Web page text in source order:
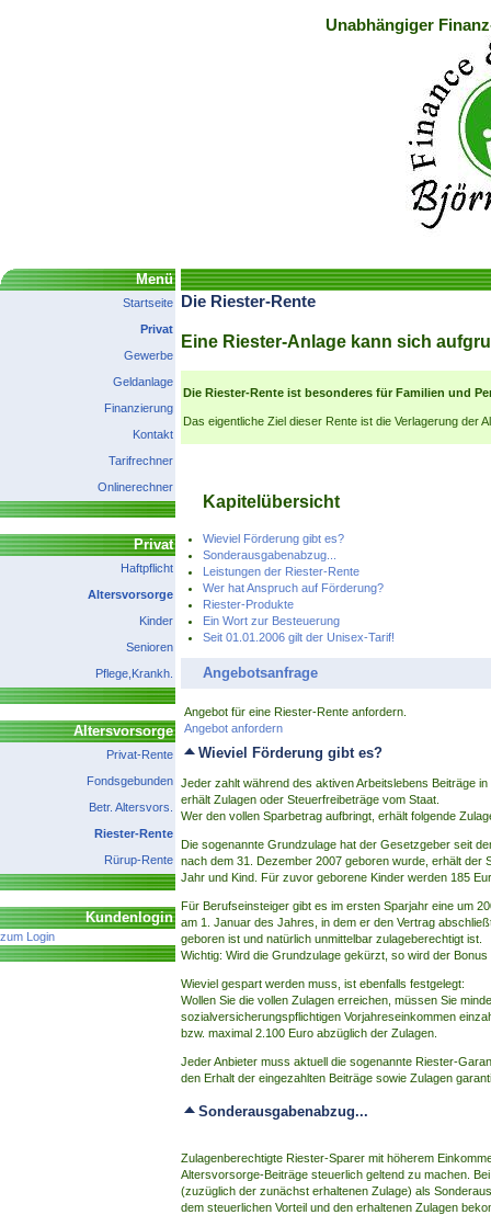
Unabhängiger
Menü
Startseite
Privat
Gewerbe
Geldanlage
Finanzierung
Kontakt
Tarifrechner
Onlinerechner
Privat
Haftpflicht
Altersvorsorge
Kinder
Senioren
Pflege,Krankh.
Altersvorsorge
Privat-Rente
Fondsgebunden
Betr. Altersvors.
Riester-Rente
Rürup-Rente
Kundenlogin
zum Login
Die Riester-Rente
Eine Riester-Anlage kann sich
Die Riester-Rente ist besonderes für Familien und
Das eigentliche Ziel dieser Rente ist die Verlagerung der
Kapitelübersicht
Wieviel Förderung gibt es?
Sonderausgabenabzug...
Leistungen der Riester-Rente
Wer hat Anspruch auf Förderung?
Riester-Produkte
Ein Wort zur Besteuerung
Seit 01.01.2006 gilt der Unisex-Tarif!
Angebotsanfrage
Angebot für eine Riester-Rente anfordern.
Angebot anfordern
Wieviel Förderung gibt es?
Jeder zahlt während des aktiven Arbeitslebens Beiträge
erhält Zulagen oder Steuerfreibeträge vom Staat.
Wer den vollen Sparbetrag aufbringt, erhält folgende
Die sogenannte Grundzulage hat der Gesetzgeber seit
nach dem 31. Dezember 2007 geboren wurde, erhält der
Jahr und Kind. Für zuvor geborene Kinder werden 185
Für Berufseinsteiger gibt es im ersten Sparjahr eine um
am 1. Januar des Jahres, in dem er den Vertrag
geboren ist und natürlich unmittelbar zulageberechtigt ist.
Wichtig: Wird die Grundzulage gekürzt, so wird der
Wieviel gespart werden muss, ist ebenfalls festgelegt:
Wollen Sie die vollen Zulagen erreichen, müssen Sie
sozialversicherungspflichtigen Vorjahreseinkommen
bzw. maximal 2.100 Euro abzüglich der Zulagen.
Jeder Anbieter muss aktuell die sogenannte Riester-
den Erhalt der eingezahlten Beiträge sowie Zulagen
Sonderausgabenabzug...
Zulagenberechtigte Riester-Sparer mit höherem
Altersvorsorge-Beiträge steuerlich geltend zu machen.
(zuzüglich der zunächst erhaltenen Zulage) als
dem steuerlichen Vorteil und den erhaltenen Zulagen